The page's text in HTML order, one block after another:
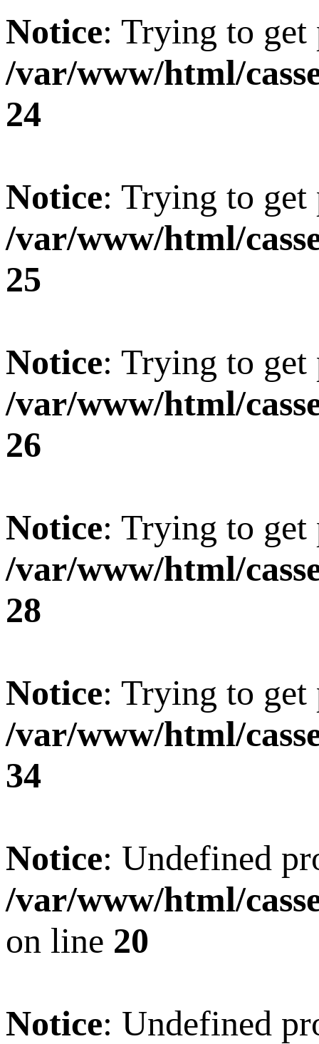
Notice: Trying to
/var/www/html/
24
Notice: Trying to get
/var/www/html/
25
Notice: Trying to
/var/www/html/
26
Notice: Trying to
/var/www/html/
28
Notice: Trying to
/var/www/html/
34
Notice: Undefined
/var/www/html/
on line 20
Notice: Undefined